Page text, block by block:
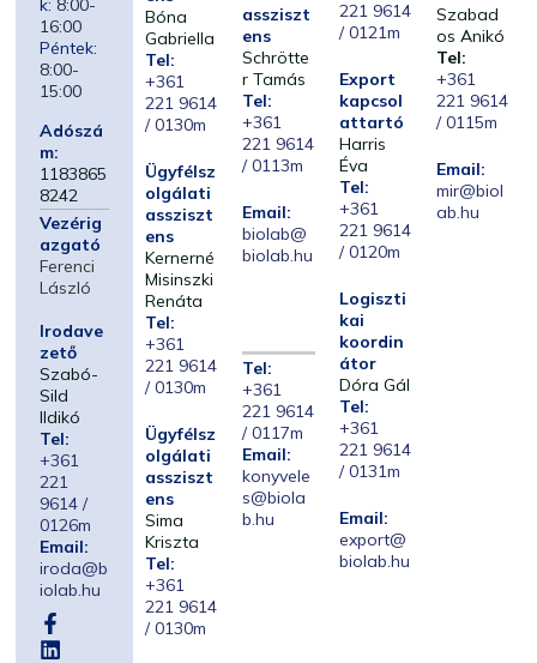
k: 8:00-
16:00
Péntek:
8:00-
15:00
Adószá
m:
1183865
8242
Vezérig
azgató
Ferenci
László
Irodave
zető
Szabó-
Sild
Ildikó
Tel:
+361
221
9614 /
0126m
Email:
iroda@b
iolab.hu
Bóna
Gabriella
Tel:
+361
221 9614
/ 0130m
Ügyfélsz
olgálati
assziszt
ens
Kernerné
Misinszki
Renáta
Tel:
+361
221 9614
/ 0130m
Ügyfélsz
olgálati
assziszt
ens
Sima
Kriszta
Tel:
+361
221 9614
/ 0130m
assziszt
ens
Schrötte
r Tamás
Tel:
+361
221 9614
/ 0113m
Email:
biolab@
biolab.hu
Tel:
+361
221 9614
/ 0117m
Email:
konyvele
s@biola
b.hu
221 9614
/ 0121m
Export
kapcsol
attartó
Harris
Éva
Tel:
+361
221 9614
/ 0120m
Logiszti
kai
koordin
átor
Dóra Gál
Tel:
+361
221 9614
/ 0131m
Email:
export@
biolab.hu
Szabad
os Anikó
Tel:
+361
221 9614
/ 0115m
Email:
mir@biol
ab.hu